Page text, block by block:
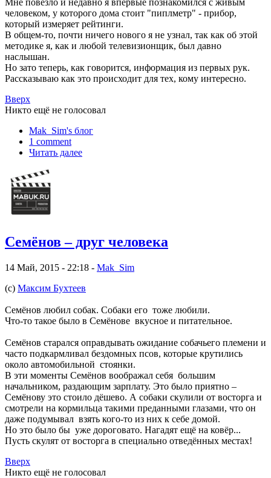
Мне повезло и недавно я впервые познакомился с живым
человеком, у которого дома стоит "пиплметр" - прибор,
который измеряет рейтинги.
В общем-то, почти ничего нового я не узнал, так как об этой
методике я, как и любой телевизионщик, был давно
наслышан.
Но зато теперь, как говорится, информация из первых рук.
Рассказываю как это происходит для тех, кому интересно.
Вверх
Никто ещё не голосовал
Mak_Sim's блог
1 comment
Читать далее
Семёнов – друг человека
14 Май, 2015 - 22:18 - Mak_Sim
(с) Максим Бухтеев
Семёнов любил собак. Собаки его тоже любили.
Что-то такое было в Семёнове вкусное и питательное.
Семёнов старался оправдывать ожидание собачьего племени и
часто подкармливал бездомных псов, которые крутились
около автомобильной стоянки.
В эти моменты Семёнов воображал себя большим
начальником, раздающим зарплату. Это было приятно –
Семёнову это стоило дёшево. А собаки скулили от восторга и
смотрели на кормильца такими преданными глазами, что он
даже подумывал взять кого-то из них к себе домой.
Но это было бы уже дороговато. Нагадят ещё на ковёр...
Пусть скулят от восторга в специально отведённых местах!
Вверх
Никто ещё не голосовал